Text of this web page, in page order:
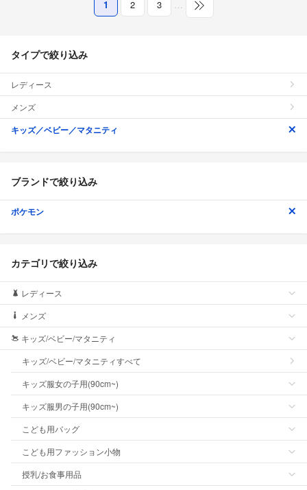
1 2 3 …
タイプで絞り込み
レディース
メンズ
キッズ／ベビー／マタニティ
ブランドで絞り込み
ポケモン
カテゴリで絞り込み
レディース
メンズ
キッズ/ベビー/マタニティ
キッズ/ベビー/マタニティすべて
キッズ服女の子用(90cm~)
キッズ服男の子用(90cm~)
こども用バッグ
こども用ファッション小物
授乳/お食事用品